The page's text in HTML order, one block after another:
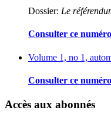
Dossier: Le
Consulter ce
Volume 1, no 1,
Consulter ce
Accès aux abonnés